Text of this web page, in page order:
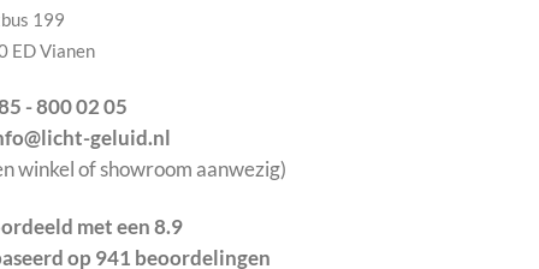
199
ED Vianen
- 800 02 05
geluid.nl
winkel of showroom aanwezig)
met een 8.9
op 941 beoordelingen